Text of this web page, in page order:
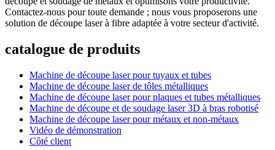
Contactez-nous pour toute demande ; nous vous proposerons une
solution de découpe laser à fibre adaptée à votre secteur d'activité.
catalogue de produits
Machine de découpe laser pour tuyaux et tubes
Machine de découpe laser de tôles métalliques
Machine de découpe laser pour plaques et tubes métalliques
Machine de découpe et de soudage laser 3D à bras robotisé
Machine de découpe laser pour métaux et non-métaux
Vidéo de démonstration
Côté client